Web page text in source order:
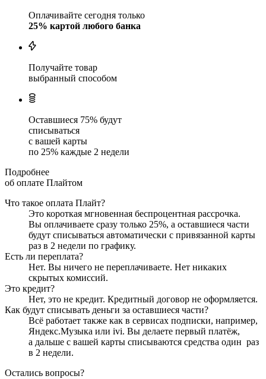
Оплачивайте сегодня только
25% картой любого банка
Получайте товар
выбранный способом
Оставшиеся 75% будут
списываться
с вашей карты
по 25% каждые 2 недели
Подробнее
об оплате Плайтом
Что такое оплата Плайт?
Это короткая мгновенная беспроцентная рассрочка.
Вы оплачиваете сразу только 25%, а оставшиеся части
будут списываться автоматически с привязанной карты
раз в 2 недели по графику.
Есть ли переплата?
Нет. Вы ничего не переплачиваете. Нет никаких
скрытых комиссий.
Это кредит?
Нет, это не кредит. Кредитный договор не оформляется.
Как будут списывать деньги за оставшиеся части?
Всё работает также как в сервисах подписки, например,
Яндекс.Музыка или ivi. Вы делаете первый платёж,
а дальше с вашей карты списываются средства один раз
в 2 недели.
Остались вопросы?